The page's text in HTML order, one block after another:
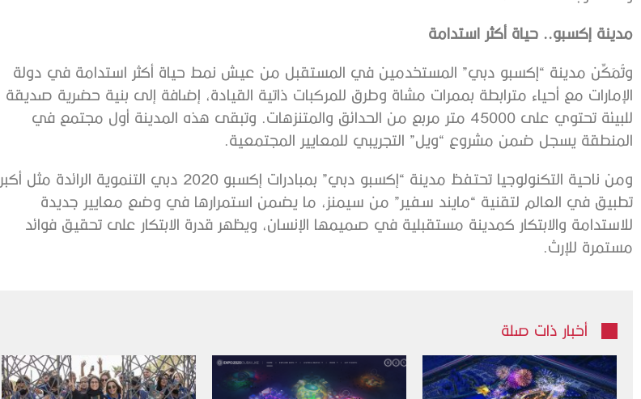
مدينة إكسبو.. حياة أكثر استدامة
وتُمَكِّن مدينة “إكسبو دبي” المستخدمين في المستقبل من عيش نمط حياة أكثر استدامة في دولة
الإمارات مع أحياء مترابطة بممرات مشاة وطرق للمركبات ذاتية القيادة، إضافة إلى بنية حضرية صديقة
للبيئة تحتوي على 45000 متر مربع من الحدائق والمتنزهات. وتبقى هذه المدينة أول مجتمع في
المنطقة يسجل ضمن مشروع “ويل” التجريبي للمعايير المجتمعية.
ومن ناحية التكنولوجيا تحتفظ مدينة “إكسبو دبي” بمبادرات إكسبو 2020 دبي التنموية الرائدة مثل أكبر
تطبيق في العالم لتقنية “مايند سفير” من سيمنز، ما يضمن استمرارها في وضع معايير جديدة
للاستدامة والابتكار كمدينة مستقبلية في صميمها الإنسان، ويظهر قدرة الابتكار على تحقيق فوائد
مستمرة للإرث.
أخبار ذات صلة